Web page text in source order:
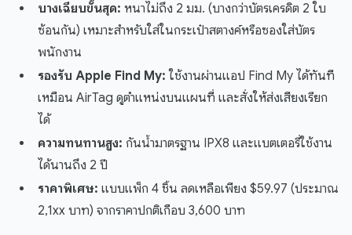
บางเฉียบขั้นสุด: หนาไม่ถึง 2 มม. (บางกว่าบัตรเครดิต 2 ใบ
ซ้อนกัน) เหมาะสำหรับใส่ในกระเป๋าสตางค์หรือซองใส่บัตร
พนักงาน
รองรับ Apple Find My: ใช้งานผ่านแอป Find My ได้ทันที
เหมือน AirTag ดูตำแหน่งบนแผนที่ และสั่งให้ส่งเสียงเรียก
ได้
ความทนทานสูง: กันน้ำมาตรฐาน IPX8 และแบตเตอรี่ใช้งาน
ได้นานถึง 2 ปี
ราคาพิเศษ: แบบแพ็ก 4 ชิ้น ลดเหลือเพียง $59.97 (ประมาณ
2,1xx บาท) จากราคาปกติเกือบ 3,600 บาท